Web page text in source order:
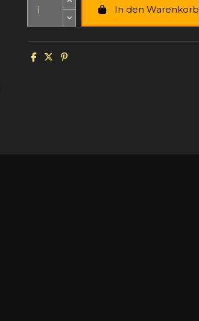
In den Warenkorb